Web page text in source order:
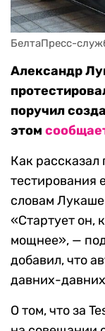
БелтаПресс-
Александр
поручил
этом
Как рассказал
тестирования
словам
«Стартует он,
мощнее», —
добавил, что
давних-
О том, что за